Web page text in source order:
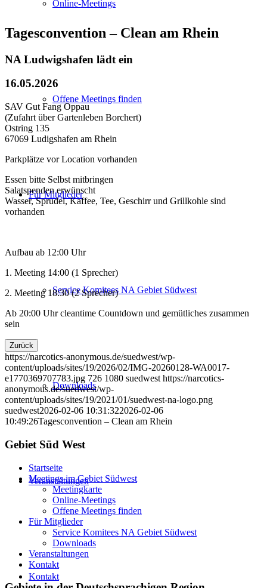
Online-Meetings
Offene Meetings finden
Für Mitglieder
Service Komitees NA Gebiet Südwest
Downloads
Veranstaltungen
Kontakt
Tagesconvention – Clean am Rhein
NA Ludwigshafen lädt ein
16.05.2026
SAV Gut Fang Oppau
(Zufahrt über Gartenleben Borchert)
Ostring 135
67069 Ludigshafen am Rhein
Parkplätze vor Location vorhanden
Essen bitte Selbst mitbringen
Salatspenden erwünscht
Wasser, Sprudel, Kaffee, Tee, Geschirr und Grillkohle sind
vorhanden
Aufbau ab 12:00 Uhr
1. Meeting 14:00 (1 Sprecher)
2. Meeting 18:30 (2 Sprecher)
Ab 20:00 Uhr cleantime Countdown und gemütliches zusammen
sein
Zurück
https://narcotics-anonymous.de/suedwest/wp-
content/uploads/sites/19/2026/02/IMG-20260128-WA0017-
e1770369707783.jpg 726 1080 suedwest https://narcotics-
anonymous.de/suedwest/wp-
content/uploads/sites/19/2021/01/suedwest-na-logo.png
suedwest2026-02-06 10:31:322026-02-06
10:49:26Tagesconvention – Clean am Rhein
Gebiet Süd West
Startseite
Meetings im Gebiet Südwest
Meetingkarte
Online-Meetings
Offene Meetings finden
Für Mitglieder
Service Komitees NA Gebiet Südwest
Downloads
Veranstaltungen
Kontakt